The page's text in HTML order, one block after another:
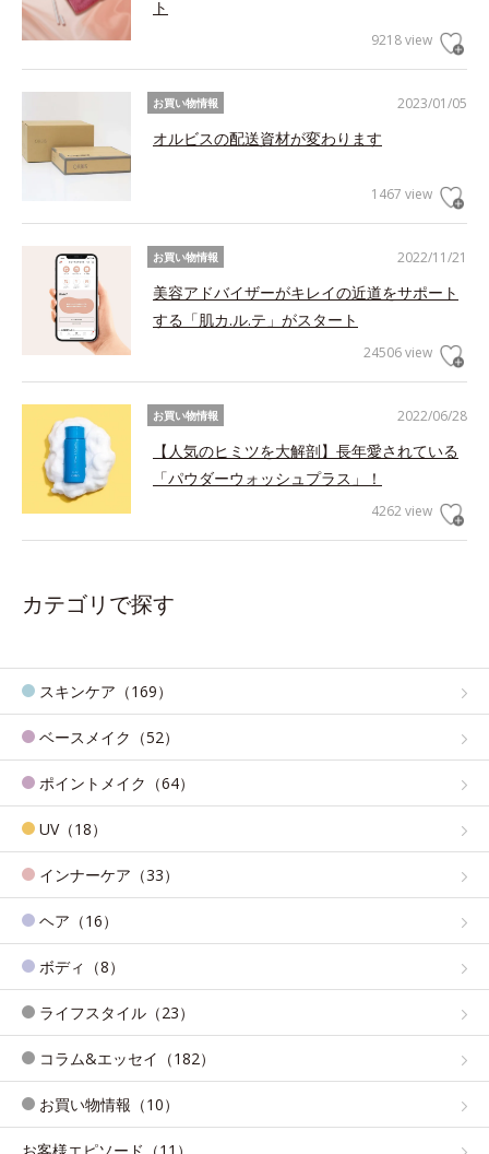
ト
9218 view
2023/01/05
お買い物情報
オルビスの配送資材が変わります
1467 view
2022/11/21
お買い物情報
美容アドバイザーがキレイの近道をサポート
する「肌カ.ル.テ」がスタート
24506 view
2022/06/28
お買い物情報
【人気のヒミツを大解剖】長年愛されている
「パウダーウォッシュプラス」！
4262 view
カテゴリで探す
スキンケア（169）
ベースメイク（52）
ポイントメイク（64）
UV（18）
インナーケア（33）
ヘア（16）
ボディ（8）
ライフスタイル（23）
コラム&エッセイ（182）
お買い物情報（10）